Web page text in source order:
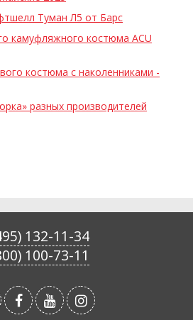
Туман Л5 от Барс
камуфляжного костюма ACU
костюма с наколенниками -
разных производителей
132-11-34
100-73-11